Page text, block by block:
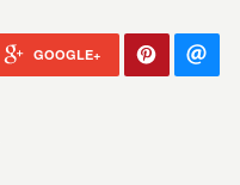
GOOGLE+